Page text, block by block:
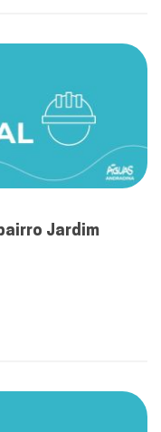
Jardim